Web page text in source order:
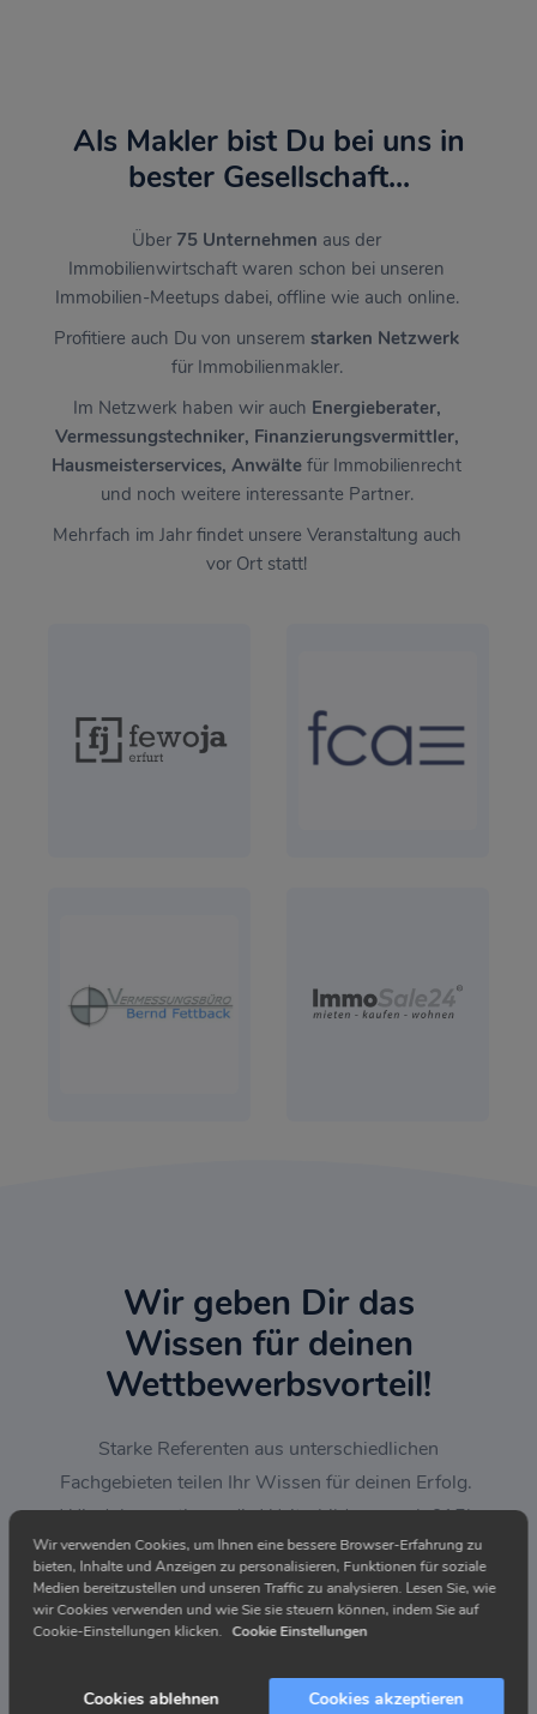
Als Makler bist Du bei uns in
bester Gesellschaft...
Über 75 Unternehmen aus der
Immobilienwirtschaft waren schon bei unseren
Immobilien-Meetups dabei, offline wie auch online.
Profitiere auch Du von unserem starken Netzwerk
für Immobilienmakler.
Im Netzwerk haben wir auch Energieberater,
Vermessungstechniker, Finanzierungsvermittler,
Hausmeisterservices, Anwälte für Immobilienrecht
und noch weitere interessante Partner.
Mehrfach im Jahr findet unsere Veranstaltung auch
vor Ort statt!
Wir geben Dir das
Wissen für deinen
Wettbewerbsvorteil!
Starke Referenten aus unterschiedlichen
Fachgebieten teilen Ihr Wissen für deinen Erfolg.
Wir dokumentieren die Weiterbildung nach §15b
MaBV.
Nie mehr allein, tausche Dich im Netzwerk aus
erhalten
Wir verwenden Cookies, um Ihnen eine bessere Browser-Erfahrung zu
bieten, Inhalte und Anzeigen zu personalisieren, Funktionen für soziale
Medien bereitzustellen und unseren Traffic zu analysieren. Lesen Sie, wie
wir Cookies verwenden und wie Sie sie steuern können, indem Sie auf
Cookie-Einstellungen klicken. Cookie Einstellungen
Cookies ablehnen Cookies akzeptieren